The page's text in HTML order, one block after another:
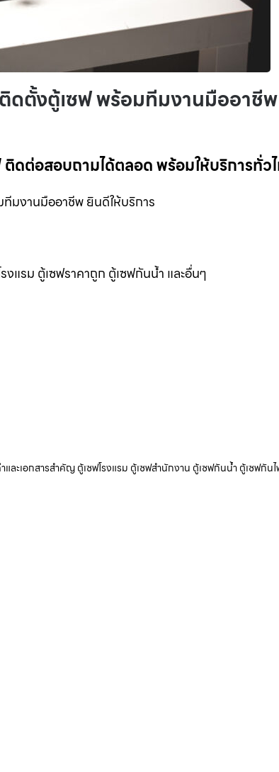
ดตั้งตู้เซฟ พร้อมทีมงานมืออาชีพ
ดต่อสอบถามได้ตลอด พร้อมให้บริการทั่ว
มงานมืออาชีพ ยินดีให้บริการ
แรม ตู้เซฟราคาถูก ตู้เซฟกันน้ำ และอื่นๆ
ะเอกสารสำคัญ ตู้เซฟโรงแรม ตู้เซฟสำนักงาน ตู้เซฟกันน้ำ ตู้เซฟกัน